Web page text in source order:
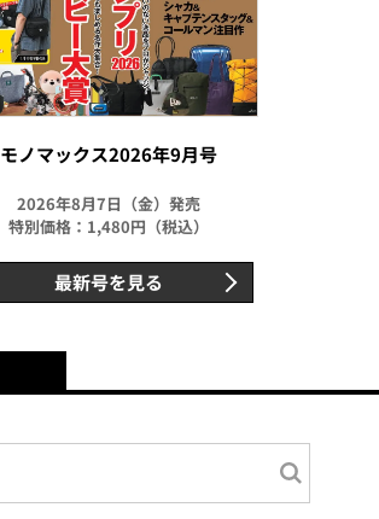
モノマックス2026年9月号
2026年8月7日（金）発売
特別価格：1,480円（税込）
最新号を見る